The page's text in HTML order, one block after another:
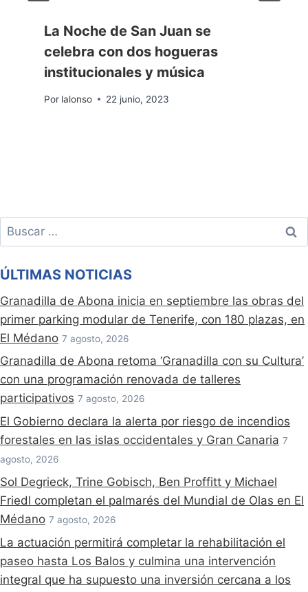
La Noche de San Juan se
celebra con dos hogueras
institucionales y música
Por lalonso 22 junio, 2023
Buscar:
ÚLTIMAS NOTICIAS
Granadilla de Abona inicia en septiembre las obras del
primer parking modular de Tenerife, con 180 plazas, en
El Médano 7 agosto, 2026
Granadilla de Abona retoma ‘Granadilla con su Cultura’
con una programación renovada de talleres
participativos 7 agosto, 2026
El Gobierno declara la alerta por riesgo de incendios
forestales en las islas occidentales y Gran Canaria 7
agosto, 2026
Sol Degrieck, Trine Gobisch, Ben Proffitt y Michael
Friedl completan el palmarés del Mundial de Olas en El
Médano 7 agosto, 2026
La actuación permitirá completar la rehabilitación el
paseo hasta Los Balos y culmina una intervención
integral que ha supuesto una inversión cercana a los